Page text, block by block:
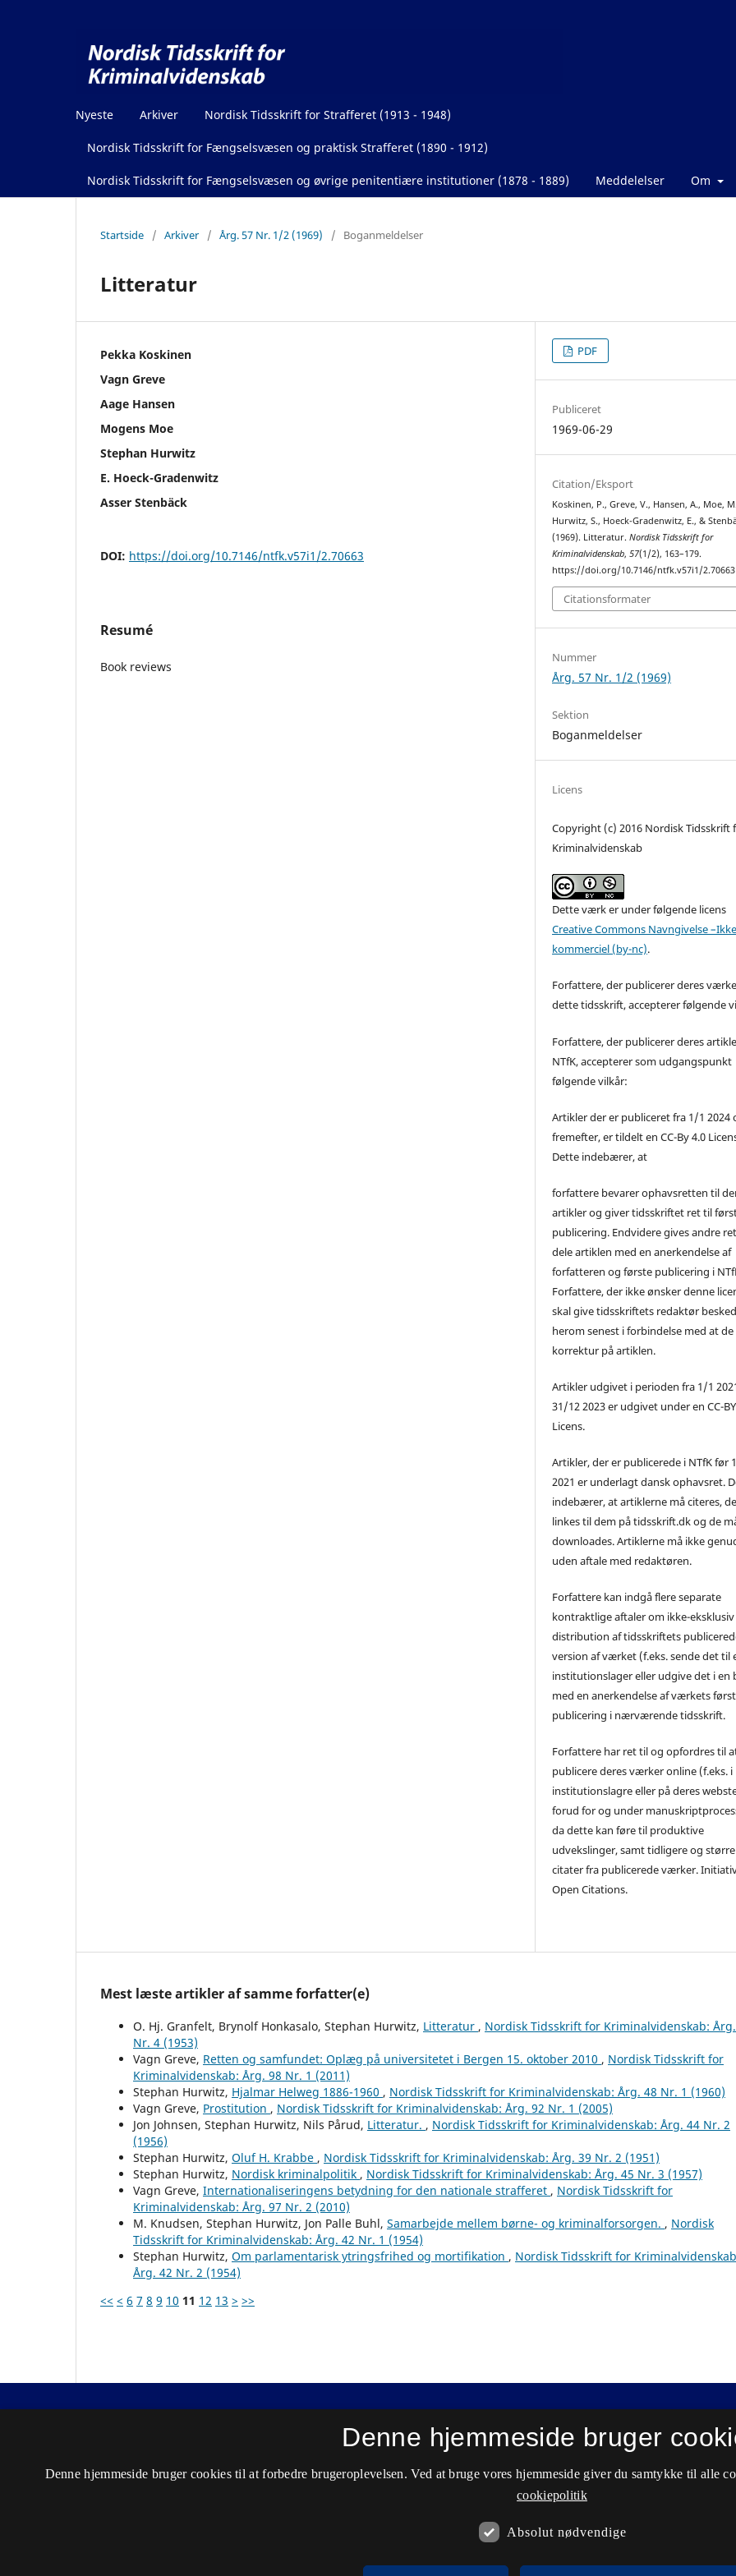
Nyeste Arkiver Nordisk Tidsskrift for Strafferet (1913 - 1948)
Nordisk Tidsskrift for Fængselsvæsen og praktisk Strafferet (1890 - 1912)
Nordisk Tidsskrift for Fængselsvæsen og øvrige penitentiære institutioner (1878 - 1889) Meddelelser Om
Startside / Arkiver / Årg. 57 Nr. 1/2 (1969) / Boganmeldelser
Litteratur
Pekka Koskinen
Vagn Greve
Aage Hansen
Mogens Moe
Stephan Hurwitz
E. Hoeck-Gradenwitz
Asser Stenbäck
DOI: https://doi.org/10.7146/ntfk.v57i1/2.70663
Resumé
Book reviews
PDF
Publiceret
1969-06-29
Citation/Eksport
Koskinen, P., Greve, V., Hansen, A., Moe,
Hurwitz, S., Hoeck-Gradenwitz, E., &
(1969). Litteratur.Nordisk Tidsskrift for
Kriminalvidenskab,57(1/2), 163–179.
https://doi.org/10.7146/ntfk.v57i1/2.70663
Citationsformater
Nummer
Årg. 57 Nr. 1/2 (1969)
Sektion
Boganmeldelser
Licens
Copyright (c) 2016 Nordisk Tidsskrift
Kriminalvidenskab
Dette værk er under følgende licens
Creative Commons Navngivelse
kommerciel (by-nc).
Forfattere, der publicerer deres
dette tidsskrift, accepterer følgende
Forfattere, der publicerer deres
NTfK, accepterer som udgangspunkt
følgende vilkår:
Artikler der er publiceret fra 1/1 2024
fremefter, er tildelt en CC-By 4.0
Dette indebærer, at
forfattere bevarer ophavsretten til
artikler og giver tidsskriftet ret til
publicering. Endvidere gives andre
dele artiklen med en anerkendelse af
forfatteren og første publicering i
Forfattere, der ikke ønsker denne
skal give tidsskriftets redaktør besked
herom senest i forbindelse med at
korrektur på artiklen.
Artikler udgivet i perioden fra 1/1
31/12 2023 er udgivet under en CC-
Licens.
Artikler, der er publicerede i NTfK før
2021 er underlagt dansk ophavsret.
indebærer, at artiklerne må citeres,
linkes til dem på tidsskrift.dk og de
downloades. Artiklerne må ikke
uden aftale med redaktøren.
Forfattere kan indgå flere separate
kontraktlige aftaler om ikke-eksklusiv
distribution af tidsskriftets
version af værket (f.eks. sende det til
institutionslager eller udgive det i en
med en anerkendelse af værkets
publicering i nærværende tidsskrift.
Forfattere har ret til og opfordres til
publicere deres værker online (f.eks. i
institutionslagre eller på deres
forud for og under
da dette kan føre til produktive
udvekslinger, samt tidligere og større
citater fra publicerede værker.
Open Citations.
Mest læste artikler af samme forfatter(e)
O. Hj. Granfelt, Brynolf Honkasalo, Stephan Hurwitz, Litteratur , Nordisk Tidsskrift for Kriminalvidenskab: Årg.
Nr. 4 (1953)
Vagn Greve, Retten og samfundet: Oplæg på universitetet i Bergen 15. oktober 2010 , Nordisk Tidsskrift for
Kriminalvidenskab: Årg. 98 Nr. 1 (2011)
Stephan Hurwitz, Hjalmar Helweg 1886-1960 , Nordisk Tidsskrift for Kriminalvidenskab: Årg. 48 Nr. 1 (1960)
Vagn Greve, Prostitution , Nordisk Tidsskrift for Kriminalvidenskab: Årg. 92 Nr. 1 (2005)
Jon Johnsen, Stephan Hurwitz, Nils Pårud, Litteratur. , Nordisk Tidsskrift for Kriminalvidenskab: Årg. 44 Nr. 2
(1956)
Stephan Hurwitz, Oluf H. Krabbe , Nordisk Tidsskrift for Kriminalvidenskab: Årg. 39 Nr. 2 (1951)
Stephan Hurwitz, Nordisk kriminalpolitik , Nordisk Tidsskrift for Kriminalvidenskab: Årg. 45 Nr. 3 (1957)
Vagn Greve, Internationaliseringens betydning for den nationale strafferet , Nordisk Tidsskrift for
Kriminalvidenskab: Årg. 97 Nr. 2 (2010)
M. Knudsen, Stephan Hurwitz, Jon Palle Buhl, Samarbejde mellem børne- og kriminalforsorgen. , Nordisk
Tidsskrift for Kriminalvidenskab: Årg. 42 Nr. 1 (1954)
Stephan Hurwitz, Om parlamentarisk ytringsfrihed og mortifikation , Nordisk Tidsskrift for
Årg. 42 Nr. 2 (1954)
<< < 6 7 8 9 10 11 12 13 > >>
Nordisk Tidsskrift for Kriminalvidenskab
ISSN 2446-3051 (Online)
Denne hjemmeside bruger
Denne hjemmeside bruger cookies til at forbedre brugeroplevelsen. Ved at bruge vores hjemmeside giver du samtykke til alle
cookiepolitik
Absolut nødvendige